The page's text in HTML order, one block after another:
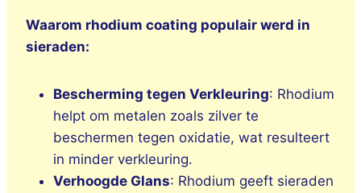
Waarom rhodium coating populair werd in
sieraden:
Bescherming tegen Verkleuring: Rhodium
helpt om metalen zoals zilver te
beschermen tegen oxidatie, wat resulteert
in minder verkleuring.
Verhoogde Glans: Rhodium geeft sieraden